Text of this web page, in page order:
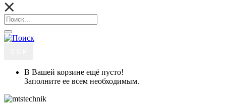
В Вашей корзине ещё пусто!
Заполните ее всем необходимым.